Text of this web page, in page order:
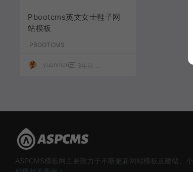
Pbootcms英文女士鞋子网
站模板
PBOOTCMS
yuanmeng 3年前
ASPCMS模板网主要致力于不断更新网站模板及建站、小